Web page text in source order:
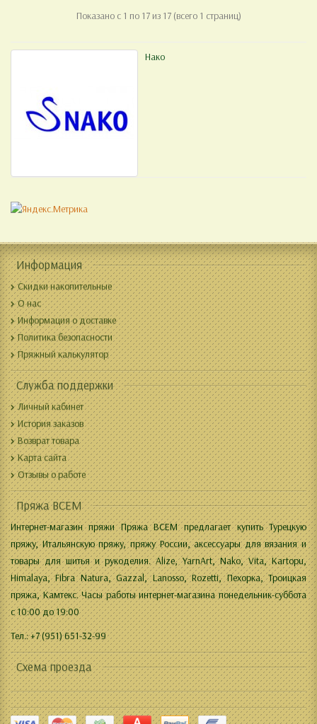
Показано с 1 по 17 из 17 (всего 1 страниц)
Нако
Информация
Скидки накопительные
О нас
Информация о доставке
Политика безопасности
Пряжный калькулятор
Служба поддержки
Личный кабинет
История заказов
Возврат товара
Карта сайта
Отзывы о работе
Пряжа ВСЕМ
Интернет-магазин пряжи Пряжа ВСЕМ предлагает купить Турецкую
пряжу, Итальянскую пряжу, пряжу России, аксессуары для вязания и
товары для шитья и рукоделия. Alize, YarnArt, Nako, Vita, Kartopu,
Himalaya, Fibra Natura, Gazzal, Lanosso, Rozetti, Пехорка, Троицкая
пряжа, Камтекс. Часы работы интернет-магазина понедельник-суббота
с 10:00 до 19:00
Тел.: +7 (951) 651-32-99
Схема проезда